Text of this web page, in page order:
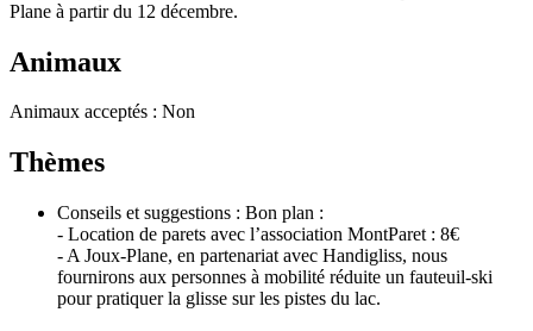
Plane à partir du 12 décembre.
Animaux
Animaux acceptés : Non
Thèmes
Conseils et suggestions : Bon plan :
- Location de parets avec l’association MontParet : 8€
- A Joux-Plane, en partenariat avec Handigliss, nous
fournirons aux personnes à mobilité réduite un fauteuil-ski
pour pratiquer la glisse sur les pistes du lac.